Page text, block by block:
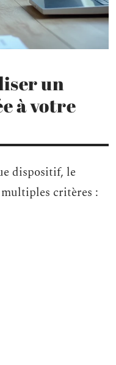
un
à votre
dispositif, le
critères :